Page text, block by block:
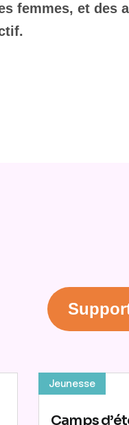
femmes, et des
Jeunesse
Camps